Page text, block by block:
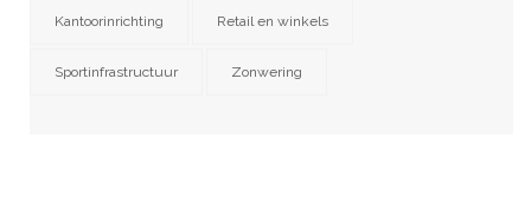
Kantoorinrichting Retail en winkels
Sportinfrastructuur Zonwering